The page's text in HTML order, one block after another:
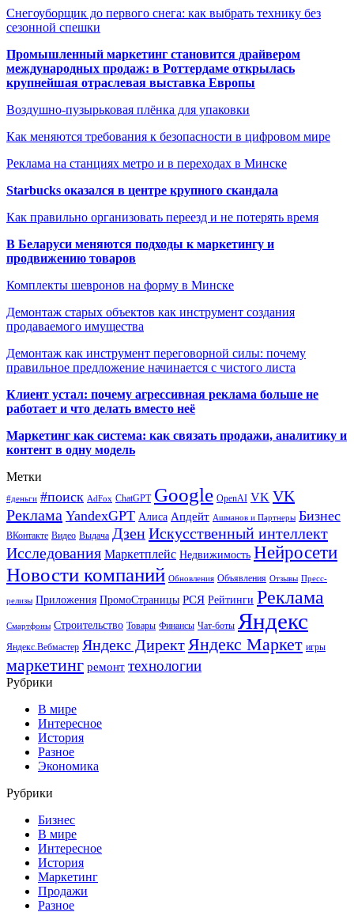
Снегоуборщик до первого снега: как выбрать технику без
сезонной спешки
Промышленный маркетинг становится драйвером
международных продаж: в Роттердаме открылась
крупнейшая отраслевая выставка Европы
Воздушно-пузырьковая плёнка для упаковки
Как меняются требования к безопасности в цифровом мире
Реклама на станциях метро и в переходах в Минске
Starbucks оказался в центре крупного скандала
Как правильно организовать переезд и не потерять время
В Беларуси меняются подходы к маркетингу и
продвижению товаров
Комплекты шевронов на форму в Минске
Демонтаж старых объектов как инструмент создания
продаваемого имущества
Демонтаж как инструмент переговорной силы: почему
правильное предложение начинается с чистого листа
Клиент устал: почему агрессивная реклама больше не
работает и что делать вместо неё
Маркетинг как система: как связать продажи, аналитику и
контент в одну модель
Метки
#деньги #поиск AdFox ChatGPT Google OpenAI VK VK
Реклама YandexGPT Алиса Апдейт Ашманов и Партнеры Бизнес
ВКонтакте Видео Выдача ДзенИскусственный интеллект
Исследования Маркетплейс Недвижимость Нейросети
Новости компаний Обновления Объявления Отзывы Пресс-
релизы Приложения ПромоСтраницы РСЯ Рейтинги Реклама
Смартфоны Строительство Товары Финансы Чат-боты Яндекс
Яндекс.Вебмастер Яндекс ДиректЯндекс Маркет игры
маркетинг ремонт технологии
Рубрики
В мире
Интересное
История
Разное
Экономика
Рубрики
Бизнес
В мире
Интересное
История
Маркетинг
Продажи
Разное